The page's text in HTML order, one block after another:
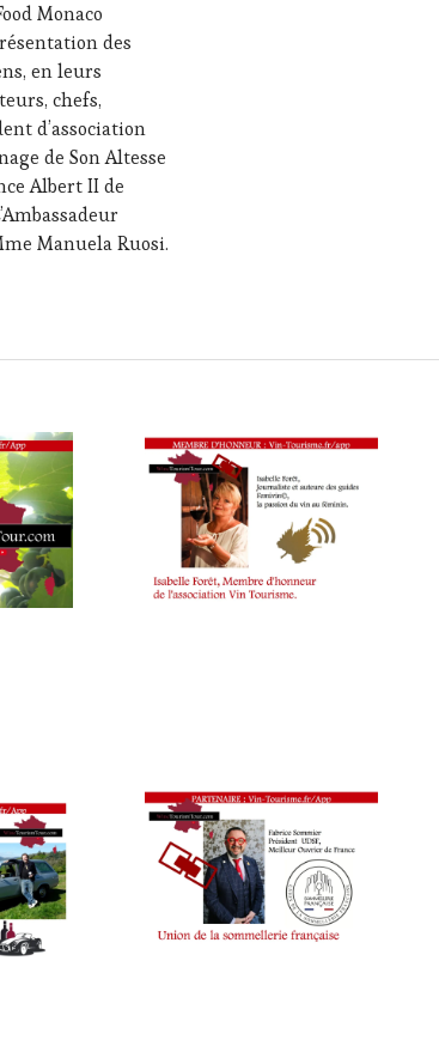
Monaco
des
en leurs
chefs,
d’association
de Son Altesse
Albert II de
Manuela Ruosi.
the date : vendredi 5 septembre 2025,